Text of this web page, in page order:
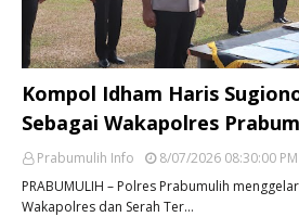
Kompol Idham Haris
Sebagai Wakapolres
Prabumulih Info
8/07/2026 08:30:00 PM
PRABUMULIH – Polres Prabumulih
Wakapolres dan Serah Ter…